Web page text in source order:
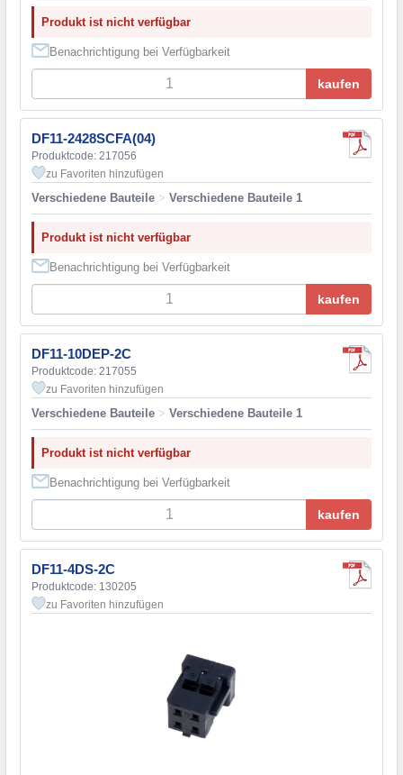
Produkt ist nicht verfügbar
Benachrichtigung bei Verfügbarkeit
kaufen
DF11-2428SCFA(04)
Produktcode: 217056
zu Favoriten hinzufügen
Verschiedene Bauteile > Verschiedene Bauteile 1
Produkt ist nicht verfügbar
Benachrichtigung bei Verfügbarkeit
kaufen
DF11-10DEP-2C
Produktcode: 217055
zu Favoriten hinzufügen
Verschiedene Bauteile > Verschiedene Bauteile 1
Produkt ist nicht verfügbar
Benachrichtigung bei Verfügbarkeit
kaufen
DF11-4DS-2C
Produktcode: 130205
zu Favoriten hinzufügen